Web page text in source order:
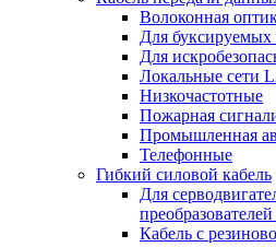
Волоконная
Для буксируемых
Для
Локальные сети
Низкочастотные
Пожарная
Промышленная
Телефонные
Гибкий силовой кабель
Для
Кабель с